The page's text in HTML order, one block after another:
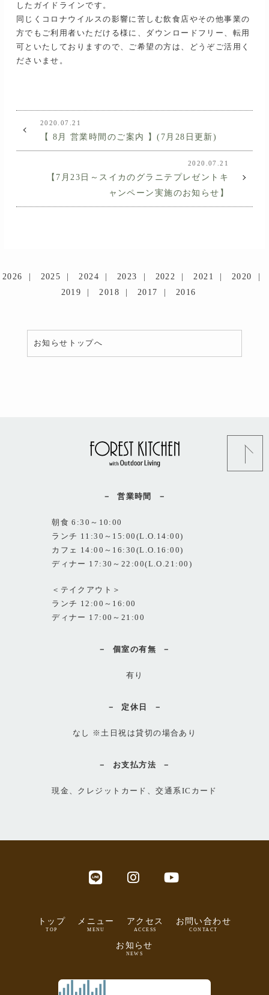
したガイドラインです。
同じくコロナウイルスの影響に苦しむ飲食店やその他事業の
方でもご利用者いただける様に、ダウンロードフリー、転用
可といたしておりますので、ご希望の方は、どうぞご活用く
ださいませ。
2020.07.21
【 8月 営業時間のご案内 】(7月28日更新)
2020.07.21
【7月23日～スイカのグラニテプレゼントキ
ャンペーン実施のお知らせ】
2026 2025 2024 2023 2022 2021
2020
2019
2018 2017 2016
お知らせトップへ
営業時間
朝食 6:30～10:00
ランチ 11:30～15:00(L.O.14:00)
カフェ 14:00～16:30(L.O.16:00)
ディナー 17:30～22:00(L.O.21:00)
＜テイクアウト＞
ランチ 12:00～16:00
ディナー 17:00～21:00
個室の有無
有り
定休日
なし ※土日祝は貸切の場合あり
お支払方法
現金、クレジットカード、交通系ICカード
トップ
TOP
メニュー
MENU
アクセス
ACCESS
お問い合わせ
CONTACT
お知らせ
NEWS